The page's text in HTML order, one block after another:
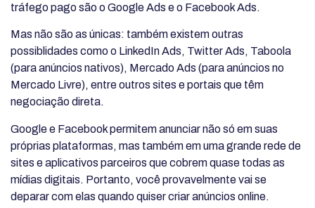
tráfego pago são o Google Ads e o Facebook Ads.
Mas não são as únicas: também existem outras
possiblidades como o LinkedIn Ads, Twitter Ads, Taboola
(para anúncios nativos), Mercado Ads (para anúncios no
Mercado Livre), entre outros sites e portais que têm
negociação direta.
Google e Facebook permitem anunciar não só em suas
próprias plataformas, mas também em uma grande rede de
sites e aplicativos parceiros que cobrem quase todas as
mídias digitais. Portanto, você provavelmente vai se
deparar com elas quando quiser criar anúncios online.